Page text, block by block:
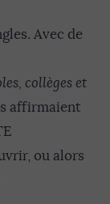
Avec de
collèges et
affirmaient
ou alors